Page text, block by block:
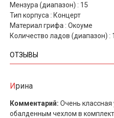
Мензура (диапазон) : 15
Тип корпуса : Концерт
Материал грифа : Окоуме
Количество ладов (диапазон) :
ОТЗЫВЫ
Ирина
Комментарий: Очень классная
обалденным чехлом в